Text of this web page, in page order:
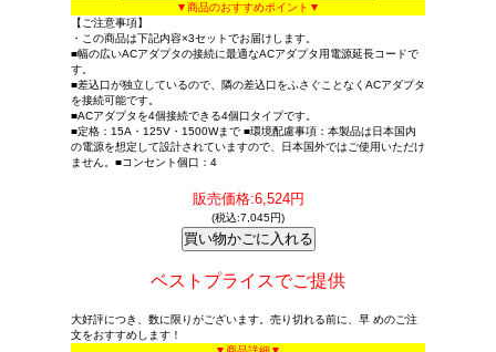
▼商品のおすすめポイント▼
【ご注意事項】
・この商品は下記内容×3セットでお届けします。
■幅の広いACアダプタの接続に最適なACアダプタ用電源延長コードで
す。
■差込口が独立しているので、隣の差込口をふさぐことなくACアダプタ
を接続可能です。
■ACアダプタを4個接続できる4個口タイプです。
■定格：15A・125V・1500Wまで ■環境配慮事項：本製品は日本国内
の電源を想定して設計されていますので、日本国外ではご使用いただけ
ません。■コンセント個口：4
販売価格:6,524円
(税込:7,045円)
ベストプライスでご提供
大好評につき、数に限りがございます。売り切れる前に、早 めのご注
文をおすすめします！